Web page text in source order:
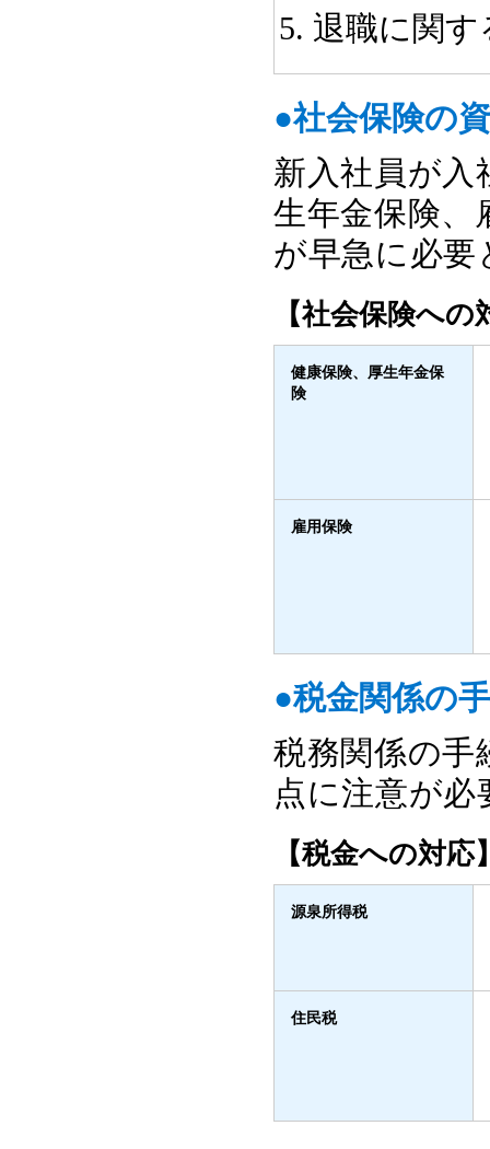
退職に関す
●社会保険の
新入社員が入
生年金保険、
が早急に必要
【社会保険への
健康保険、厚生年金保
険
雇用保険
●税金関係の
税務関係の手
点に注意が必
【税金への対応
源泉所得税
住民税